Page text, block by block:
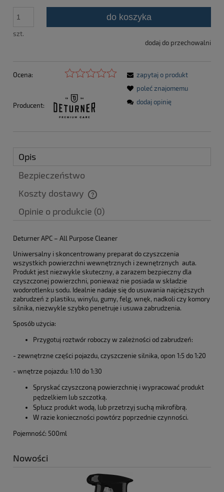
szt.
do koszyka
dodaj do przechowalni
Ocena:
Producent:
zapytaj o produkt
poleć znajomemu
dodaj opinię
Opis
Bezpieczeństwo
Koszty dostawy
Cena nie zawiera ewentualnych kosztów płatności
Opinie o produkcie (0)
Deturner APC – All Purpose Cleaner
Uniwersalny i skoncentrowany preparat do czyszczenia
wszystkich powierzchni wewnętrznych i zewnętrznych auta.
Produkt jest niezwykle skuteczny, a zarazem bezpieczny dla
czyszczonej powierzchni, ponieważ nie posiada w składzie
wodorotlenku sodu. Idealnie nadaje się do usuwania najcięższych
zabrudzeń z plastiku, winylu, gumy, felg, wnęk, nadkoli czy komory
silnika, niezwykle szybko penetruje i usuwa zabrudzenia.
Sposób użycia:
Przygotuj roztwór roboczy w zależności od zabrudzeń:
- zewnętrzne części pojazdu, czyszczenie silnika, opon 1:5 do 1:20
- wnętrze pojazdu: 1:10 do 1:30
Spryskać czyszczoną powierzchnię i wypracować produkt
pędzelkiem lub szczotką.
Spłucz produkt wodą, lub przetrzyj suchą mikrofibrą.
W razie konieczności powtórz poprzednie czynności.
Pojemność: 500ml
Nowości